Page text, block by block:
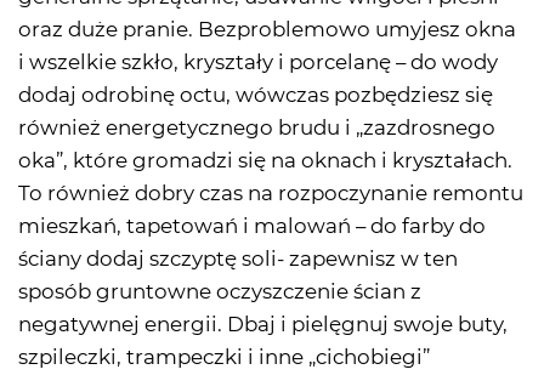
oraz duże pranie. Bezproblemowo umyjesz okna
i wszelkie szkło, kryształy i porcelanę – do wody
dodaj odrobinę octu, wówczas pozbędziesz się
również energetycznego brudu i „zazdrosnego
oka”, które gromadzi się na oknach i kryształach.
To również dobry czas na rozpoczynanie remontu
mieszkań, tapetowań i malowań – do farby do
ściany dodaj szczyptę soli- zapewnisz w ten
sposób gruntowne oczyszczenie ścian z
negatywnej energii. Dbaj i pielęgnuj swoje buty,
szpileczki, trampeczki i inne „cichobiegi”